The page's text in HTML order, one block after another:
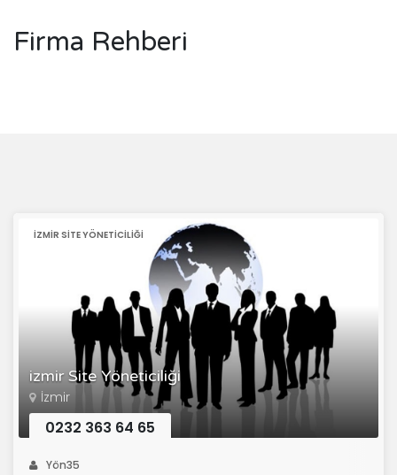
Firma Rehberi
izmir Site Yöneticiliği
IZMIR SITE YÖNETICILIĞI
İzmir
0232 363 64 65
Yön35